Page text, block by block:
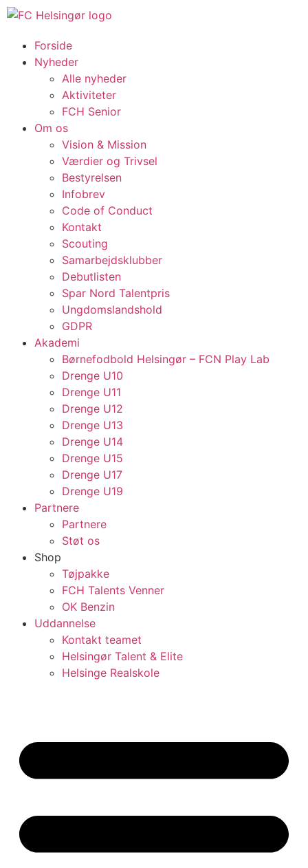
Forside
Nyheder
Alle nyheder
Aktiviteter
FCH Senior
Om os
Vision & Mission
Værdier og Trivsel
Bestyrelsen
Infobrev
Code of Conduct
Kontakt
Scouting
Samarbejdsklubber
Debutlisten
Spar Nord Talentpris
Ungdomslandshold
GDPR
Akademi
Børnefodbold Helsingør – FCN Play Lab
Drenge U10
Drenge U11
Drenge U12
Drenge U13
Drenge U14
Drenge U15
Drenge U17
Drenge U19
Partnere
Partnere
Støt os
Shop
Tøjpakke
FCH Talents Venner
OK Benzin
Uddannelse
Kontakt teamet
Helsingør Talent & Elite
Helsinge Realskole